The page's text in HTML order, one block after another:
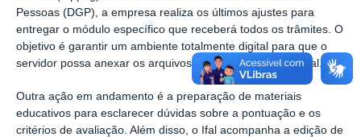
Pessoas (DGP), a empresa realiza os últimos ajustes para
entregar o módulo específico que receberá todos os trâmites. O
objetivo é garantir um ambiente totalmente digital para que o
servidor possa anexar os arquivos e redigir o seu memorial.
Outra ação em andamento é a preparação de materiais
educativos para esclarecer dúvidas sobre a pontuação e os
critérios de avaliação. Além disso, o Ifal acompanha a edição de